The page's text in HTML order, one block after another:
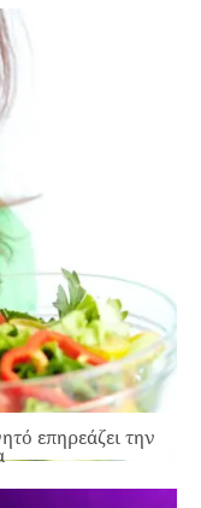
επηρεάζει την